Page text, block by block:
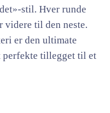
stil. Hver runde
videre til den neste.
er den ultimate
perfekte tillegget til et